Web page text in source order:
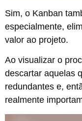
Sim, o Kanban
especialmente,
valor ao projeto.
Ao visualizar o
descartar aquelas
redundantes e,
realmente